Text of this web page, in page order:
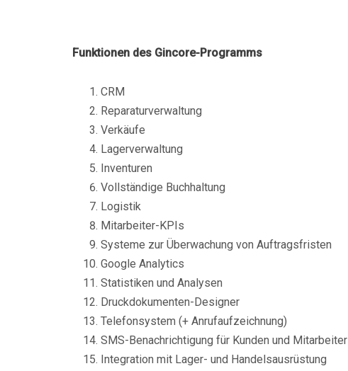
Funktionen des Gincore-Programms
CRM
Reparaturverwaltung
Verkäufe
Lagerverwaltung
Inventuren
Vollständige Buchhaltung
Logistik
Mitarbeiter-KPIs
Systeme zur Überwachung von Auftragsfristen
Google Analytics
Statistiken und Analysen
Druckdokumenten-Designer
Telefonsystem (+ Anrufaufzeichnung)
SMS-Benachrichtigung für Kunden und Mitarbeiter
Integration mit Lager- und Handelsausrüstung